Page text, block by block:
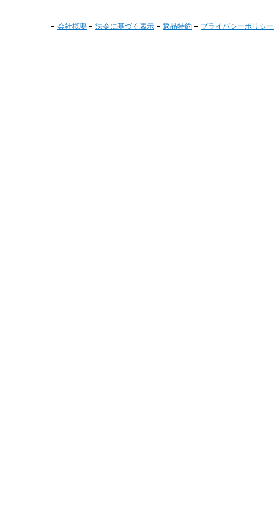
会社概要 法令に基づく表示 返品特約 プライバシーポリシー